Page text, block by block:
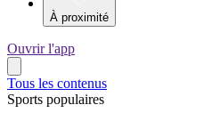
À proximité
Ouvrir l'app
Tous les contenus
Sports populaires